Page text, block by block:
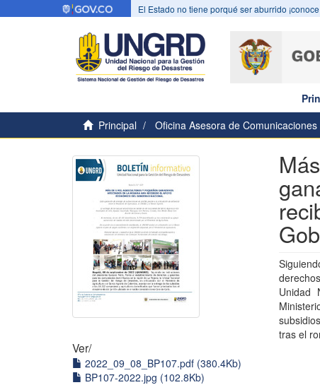
El Estado no tiene porqué ser aburrido
Principal
Oficina Asesora de Comunicaciones
Ver/
2022_09_08_BP107.pdf (380.4Kb)
BP107-2022.jpg (102.8Kb)
Unidad
tras el